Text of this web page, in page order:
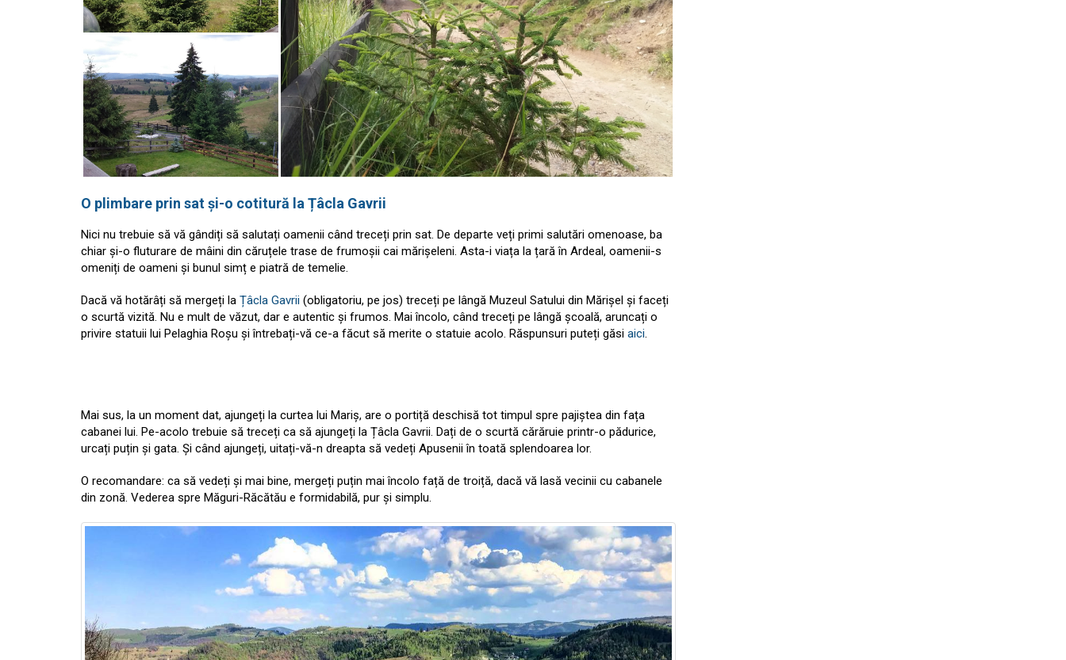
O plimbare prin sat și-o cotitură la Țâcla Gavrii
Nici nu trebuie să vă gândiți să salutați oamenii când treceți prin sat. De departe veți primi salutări omenoase, ba
chiar și-o fluturare de mâini din căruțele trase de frumoșii cai mărișeleni. Asta-i viața la țară în Ardeal, oamenii-s
omeniți de oameni și bunul simț e piatră de temelie.
Dacă vă hotărâți să mergeți la Țâcla Gavrii (obligatoriu, pe jos) treceți pe lângă Muzeul Satului din Mărișel și faceți
o scurtă vizită. Nu e mult de văzut, dar e autentic și frumos. Mai încolo, când treceți pe lângă școală, aruncați o
privire statuii lui Pelaghia Roșu și întrebați-vă ce-a făcut să merite o statuie acolo. Răspunsuri puteți găsi aici
Mai sus, la un moment dat, ajungeți la curtea lui Mariș, are o portiță deschisă tot timpul spre pajiștea din fața
cabanei lui. Pe-acolo trebuie să treceți ca să ajungeți la Țâcla Gavrii. Dați de o scurtă cărăruie printr-o pădurice,
urcați puțin și gata. Și când ajungeți, uitați-vă-n dreapta să vedeți Apusenii în toată splendoarea lor.
O recomandare: ca să vedeți și mai bine, mergeți puțin mai încolo față de troiță, dacă vă lasă vecinii cu cabanele
din zonă. Vederea spre Măguri-Răcătău e formidabilă, pur și simplu.